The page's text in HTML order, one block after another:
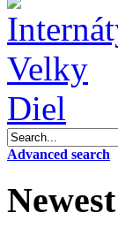
Advanced search